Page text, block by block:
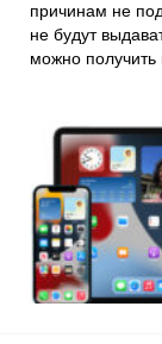
причинам не
не будут
можно получить